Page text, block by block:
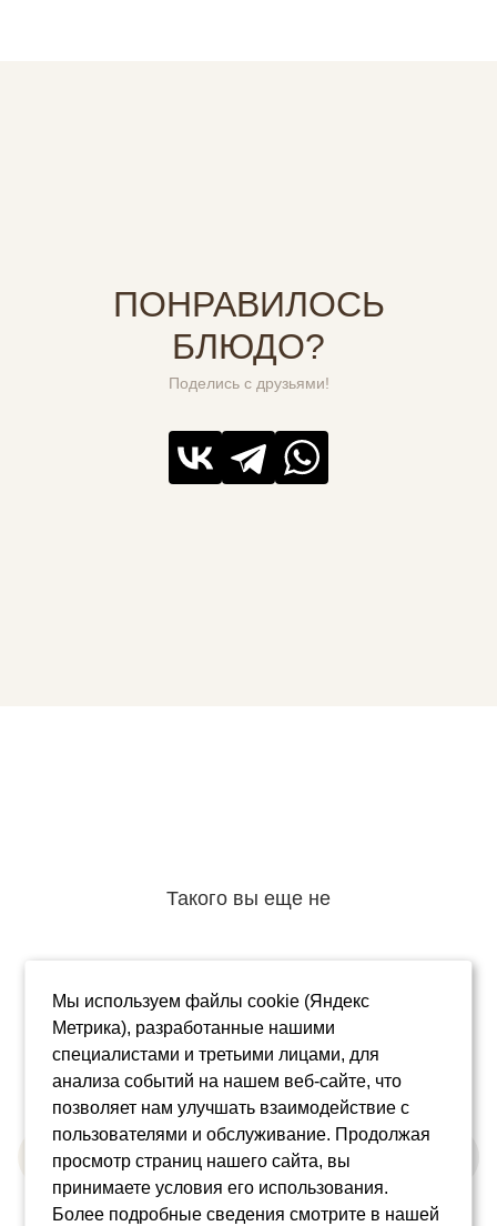
ПОНРАВИЛОСЬ
БЛЮДО?
Поделись с друзьями!
Такого вы еще не
О бренде Ассортимент Рецепты
Контакты
Соглашения
© 2026
Мы используем файлы cookie (Яндекс
Метрика), разработанные нашими
специалистами и третьими лицами, для
анализа событий на нашем веб-сайте, что
позволяет нам улучшать взаимодействие с
пользователями и обслуживание. Продолжая
просмотр страниц нашего сайта, вы
принимаете условия его использования.
Более подробные сведения смотрите в нашей